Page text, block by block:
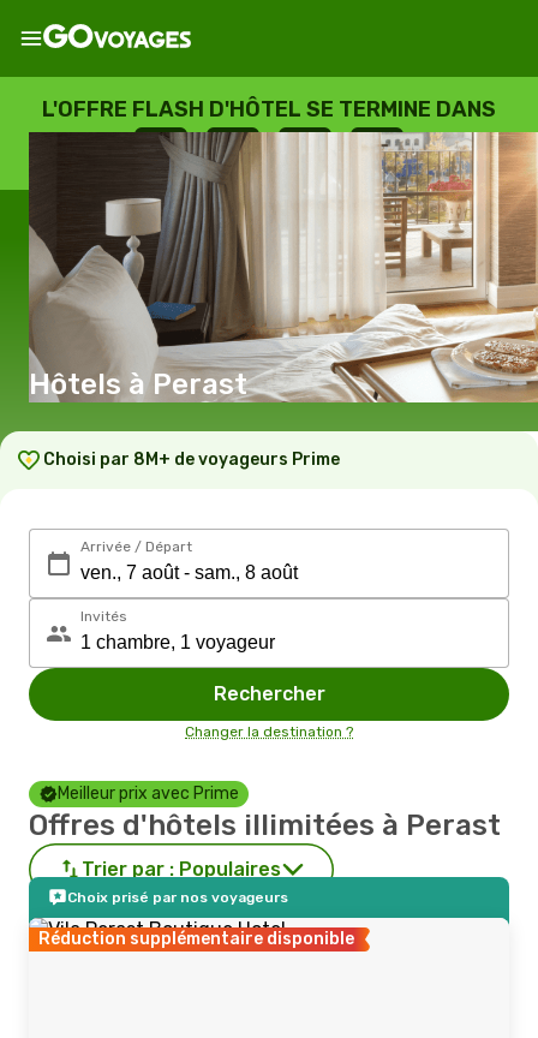
L'OFFRE FLASH D'HÔTEL SE TERMINE DANS
--
JOURS
: --
HEURES
: --
SECONDES
Hôtels à Perast
Choisi par 8M+ de voyageurs Prime
Arrivée / Départ
Invités
Rechercher
Changer la destination ?
Meilleur prix avec Prime
Offres d'hôtels illimitées à Perast
Trier par : Populaires
Choix prisé par nos voyageurs
Réduction supplémentaire disponible